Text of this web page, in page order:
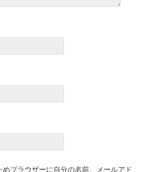
ブラウザーに自分の名前、メールアド